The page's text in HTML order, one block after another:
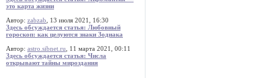
это карта жизни
Автор: zabzab , 13 июля 2021, 16:30
Здесь обсуждается статья: Любовный
гороскоп: как целуются знаки Зодиака
Автор: astro.sibnet.ru , 11 марта 2021, 00:11
Здесь обсуждается статья: Числа
открывают тайны мироздания